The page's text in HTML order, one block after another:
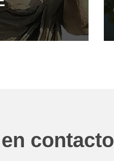
contacto